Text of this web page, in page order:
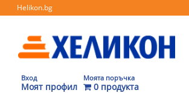
Helikon.bg
Вход
Моят профил
Моята поръчка
0 продукта